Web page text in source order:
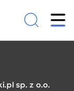
sp. z o.o.